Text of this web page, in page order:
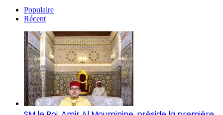
Populaire
Récent